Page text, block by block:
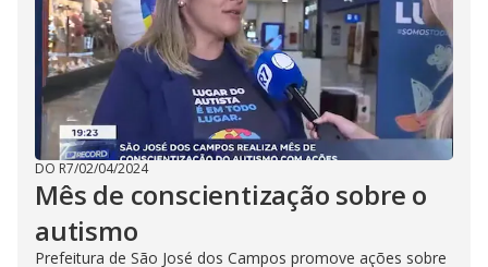
DO R7/02/04/2024
Mês de conscientização sobre o
autismo
Prefeitura de São José dos Campos promove ações sobre